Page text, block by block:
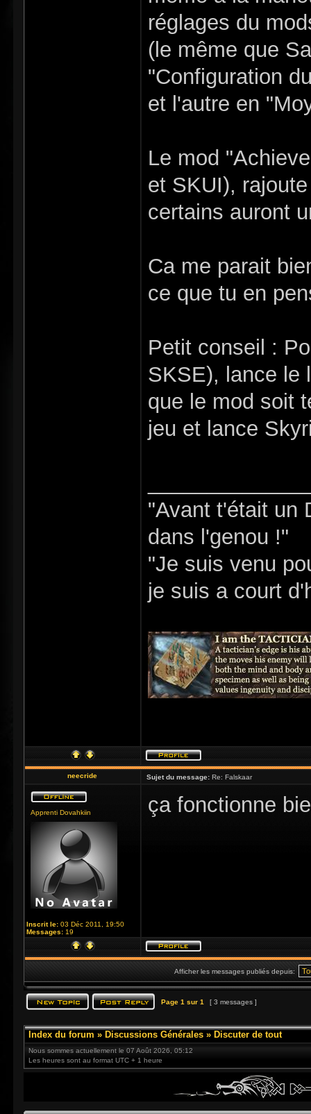
réglages du
(le même que
"Configuration
et l'autre en
Le mod
et SKUI),
certains auront
Ca me parait
ce que tu en
Petit conseil :
SKSE), lance le
que le mod soit
jeu et lance
"Avant t'était un
dans l'genou !"
"Je suis venu
je suis a court
neecride Sujet du message: Re: Falskaar
Apprenti Dovahkiin
Inscrit le: 03 Déc 2011, 19:50
Messages: 19
ça fonctionne
Afficher les messages publiés depuis:
Page 1 sur 1 [ 3 messages ]
Index du forum » Discussions Générales » Discuter de tout
Nous sommes actuellement le 07 Août 2026, 05:12
Les heures sont au format UTC + 1 heure